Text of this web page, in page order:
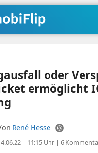
oder
ermöglicht
René Hesse
| 11:15 Uhr |6